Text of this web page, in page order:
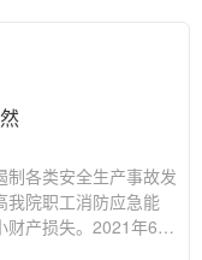
、康复门诊和住院康
制各类安全生产事故发
我院职工消防应急能
财产损失。2021年6月